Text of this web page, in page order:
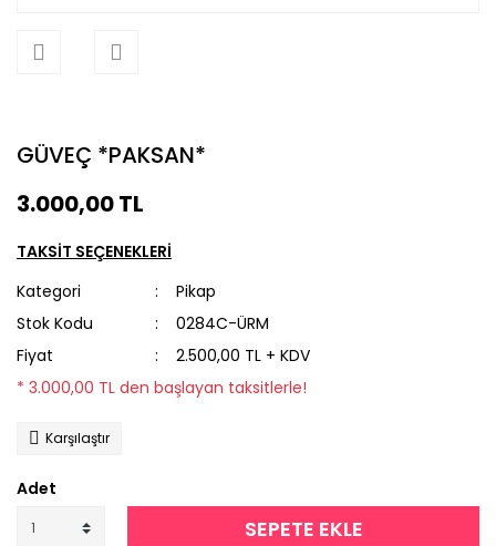
GÜVEÇ *PAKSAN*
3.000,00 TL
TAKSİT SEÇENEKLERİ
Kategori
Pikap
Stok Kodu
0284C-ÜRM
Fiyat
2.500,00 TL + KDV
* 3.000,00 TL den başlayan taksitlerle!
Karşılaştır
Adet
SEPETE EKLE